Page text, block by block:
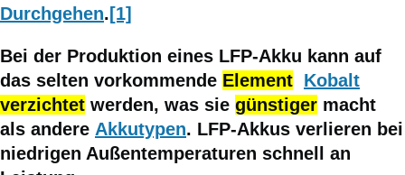
Durchgehen.[1]
Bei der Produktion eines LFP-Akku kann auf
das selten vorkommende Element Kobalt
verzichtet werden, was sie günstiger macht
als andere Akkutypen. LFP-Akkus verlieren bei
niedrigen Außentemperaturen schnell an